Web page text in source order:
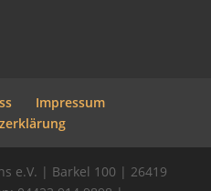
Impressum
e.V. | Barkel 100 | 26419